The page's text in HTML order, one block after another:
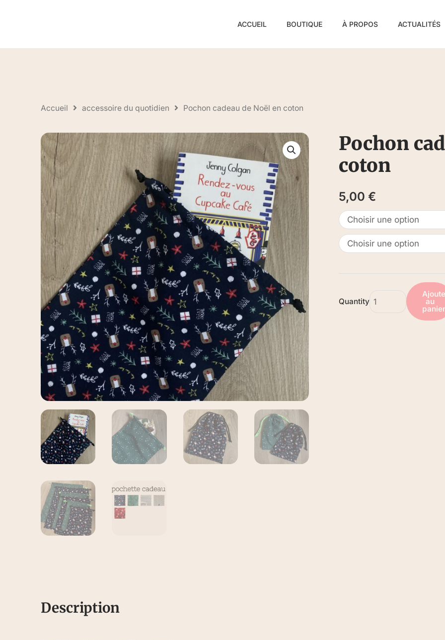
ACCUEIL BOUTIQUE À PROPOS ACTUALITÉS
Accueil accessoire du quotidien Pochon cadeau de Noël en coton
Pochon
coton
5,00 €
Quantity au
Description